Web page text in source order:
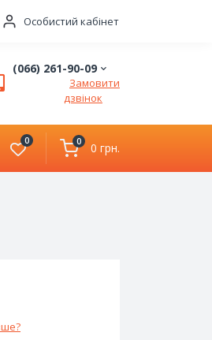
Особистий кабінет
(066) 261-90-09
Замовити
дзвінок
0 0 0 грн.